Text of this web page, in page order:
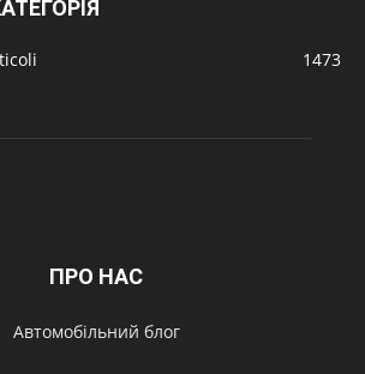
1473
ПРО НАС
Автомобільний блог